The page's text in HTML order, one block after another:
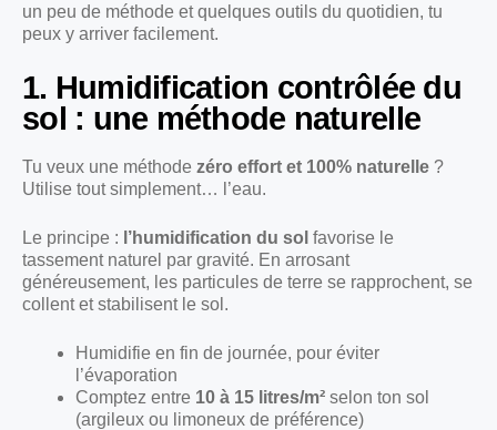
un peu de méthode et quelques outils du quotidien, tu
peux y arriver facilement.
1. Humidification contrôlée du
sol : une méthode naturelle
Tu veux une méthode zéro effort et 100% naturelle ?
Utilise tout simplement… l’eau.
Le principe : l’humidification du sol favorise le
tassement naturel par gravité. En arrosant
généreusement, les particules de terre se rapprochent, se
collent et stabilisent le sol.
Humidifie en fin de journée, pour éviter
l’évaporation
Comptez entre 10 à 15 litres/m² selon ton sol
(argileux ou limoneux de préférence)